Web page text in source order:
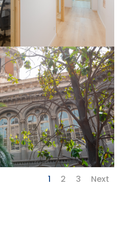
1 2 3 Next